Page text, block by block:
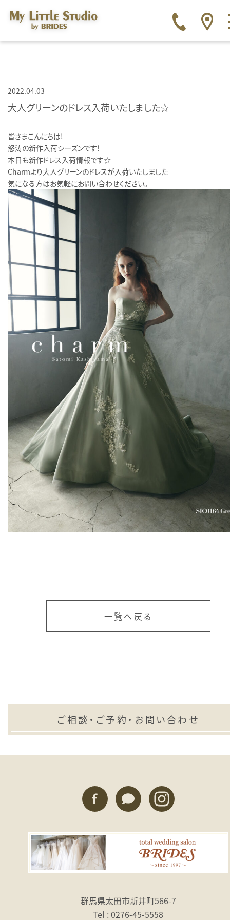
2022.04.03
大人グリーンのドレス入荷いたしました☆
皆さまこんにちは！
怒涛の新作入荷シーズンです！
本日も新作ドレス入荷情報です☆
Charmより大人グリーンのドレスが入荷いたしました
気になる方はお気軽にお問い合わせください。
一覧へ戻る
ご相談・ご予約・お問い合わせ
群馬県太田市新井町566-7
Tel : 0276-45-5558